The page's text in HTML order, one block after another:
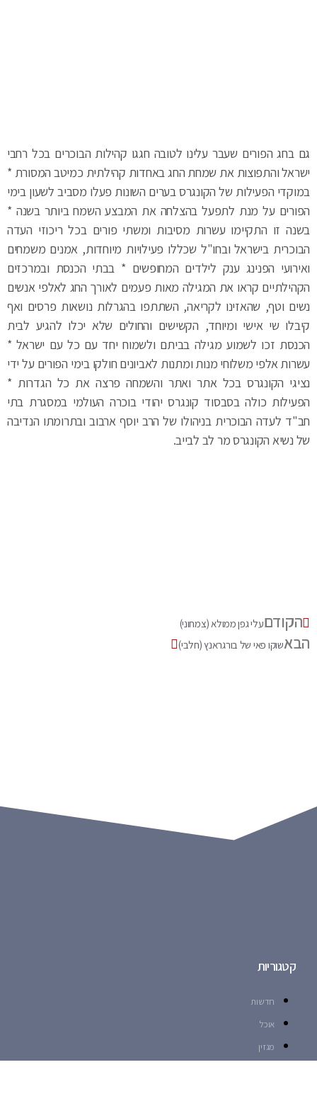
גם בחג הפורים שעבר עלינו לטובה חגגו קהילות הבוכרים בכל רחבי
ישראל והתפוצות את שמחת החג באחדות קהילתית כמיטב המסורת *
במוקדי הפעילות של הקונגרס בערים השונות פעלו מסביב לשעון בימי
הפורים על מנת לתפעל בהצלחה את המבצע השמח ביותר בשנה *
בשנה זו התקיימו עשרות מסיבות ומשתי פורים בכל ריכוזי העדה
הבוכרית בישראל ובחו"ל שכללו פעילויות מיוחדות, אמנים משמחים
ואירועי הפנינג ענק לילדים המחופשים * בבתי הכנסת ובמרכזים
הקהילתיים קראו את המגילה מאות פעמים לאורך החג לאלפי אנשים
נשים וטף, שהאזינו לקריאה, השתתפו בהגרלות נושאות פרסים ואף
קיבלו שי אישי ומיוחד, הקשישים והחולים שלא יכלו להגיע לבית
הכנסת זכו לשמוע מגילה בביתם ולשמוח יחד עם כל עם ישראל *
עשרות אלפי משלוחי מנות ומתנות לאביונים חולקו בימי הפורים על ידי
נציגי הקונגרס בכל אתר ואתר והשמחה פרצה את כל הגדרות *
הפעילות כולה בסבסוד קונגרס יהודי בוכרה העולמי במסגרת בתי
חב"ד לעדה הבוכרית בניהולו של הרב יוסף ארבוב ובתרומתו הנדיבה
של נשיא הקונגרס מר לב לבייב.
הקודםעלי גפן ממולא (צמחוני)
הבאשוקו פאי של בורגראנץ (חלבי)
קטגוריות
חדשות
אוכל
מגזין